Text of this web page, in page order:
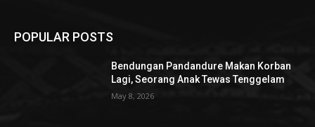
POPULAR POSTS
Bendungan Pandandure Makan Korban
Lagi, Seorang Anak Tewas Tenggelam
May 8, 2026